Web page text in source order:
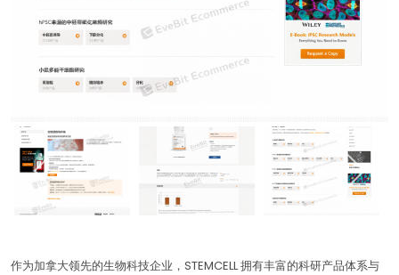
作为加拿大领先的生物科技企业，STEMCELL 拥有丰富的科研产品体系与